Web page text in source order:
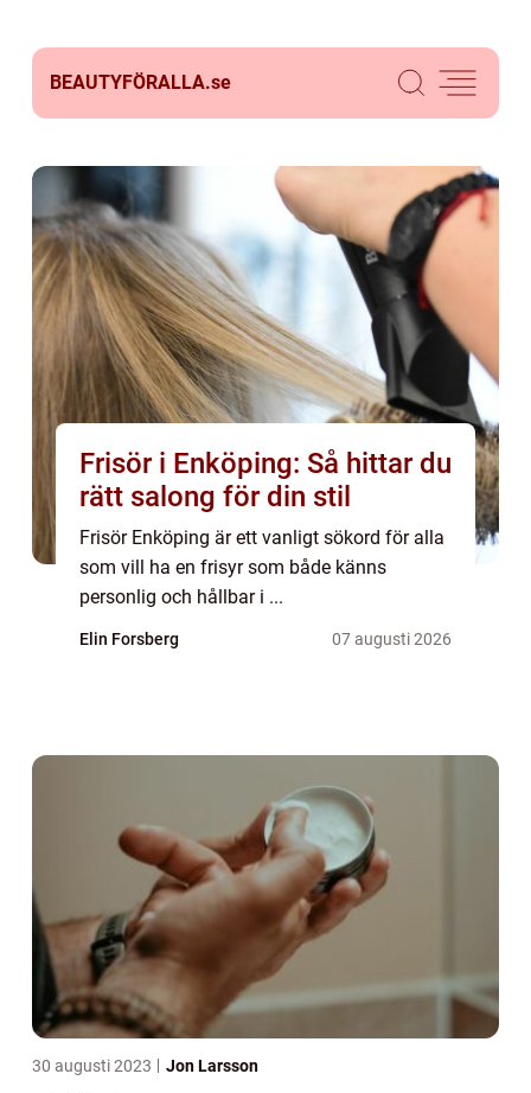
BEAUTYFÖRALLA.se
Frisör i Enköping: Så hittar du
rätt salong för din stil
Frisör Enköping är ett vanligt sökord för alla
som vill ha en frisyr som både känns
personlig och hållbar i ...
Elin Forsberg 07 augusti 2026
30 augusti 2023 Jon Larsson